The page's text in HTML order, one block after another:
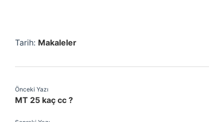
Tarih: Makaleler
Önceki Yazı
MT 25 kaç cc ?